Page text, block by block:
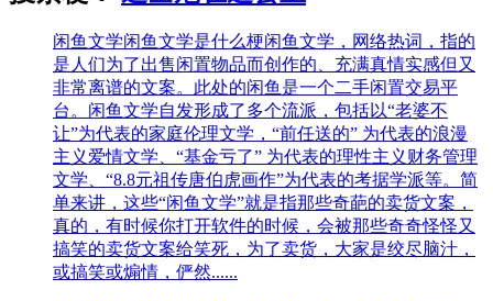
闲鱼文学闲鱼文学是什么梗闲鱼文学，网络热词，指的
是人们为了出售闲置物品而创作的、充满真情实感但又
非常离谱的文案。此处的闲鱼是一个二手闲置交易平
台。闲鱼文学自发形成了多个流派，包括以“老婆不
让”为代表的家庭伦理文学，“前任送的” 为代表的浪漫
主义爱情文学、“基金亏了” 为代表的理性主义财务管理
文学、“8.8元祖传唐伯虎画作”为代表的考据学派等。简
单来讲，这些“闲鱼文学”就是指那些奇葩的卖货文案，
真的，有时候你打开软件的时候，会被那些奇奇怪怪又
搞笑的卖货文案给笑死，为了卖货，大家是绞尽脑汁，
或搞笑或煽情，俨然......